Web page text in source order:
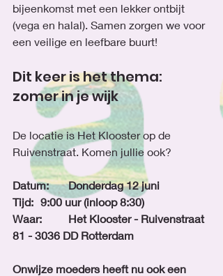
bijeenkomst met een lekker ontbijt
(vega en halal). Samen zorgen we voor
een veilige en leefbare buurt!
Dit keer is het thema:
zomer in je wijk
De locatie is Het Klooster op de
Ruivenstraat. Komen jullie ook?
Datum: 	Donderdag 12 juni
Tijd: 	9:00 uur (inloop 8:30)
Waar: 	Het Klooster - Ruivenstraat
81 - 3036 DD Rotterdam
Onwijze moeders heeft nu ook een